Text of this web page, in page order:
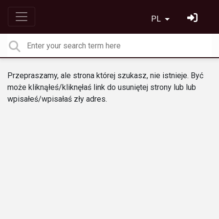
PL
Przepraszamy, ale strona której szukasz, nie istnieje. Być
może kliknąłeś/kliknęłaś link do usuniętej strony lub lub
wpisałeś/wpisałaś zły adres.